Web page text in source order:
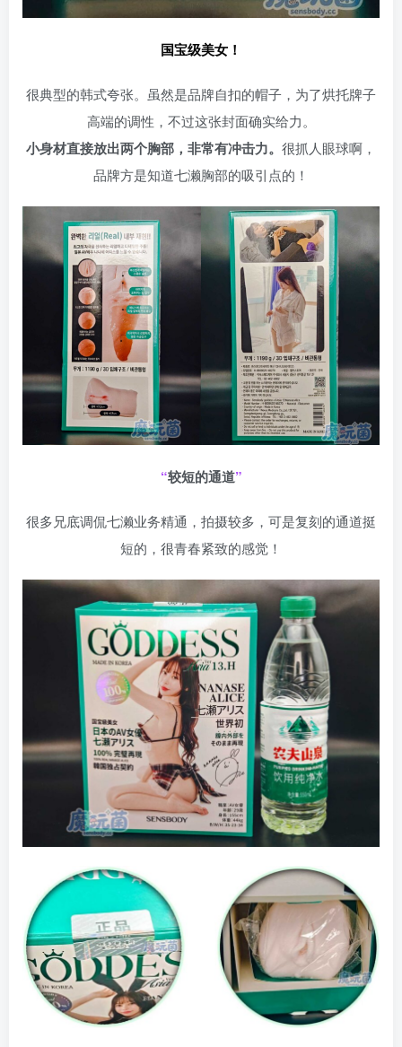
国宝级美女！
很典型的韩式夸张。虽然是品牌自扣的帽子，为了烘托牌子
高端的调性，不过这张封面确实给力。
小身材直接放出两个胸部，非常有冲击力。 很抓人眼球啊，
品牌方是知道七濑胸部的吸引点的！
“较短的通道”
很多兄底调侃七濑业务精通，拍摄较多，可是复刻的通道挺
短的，很青春紧致的感觉！